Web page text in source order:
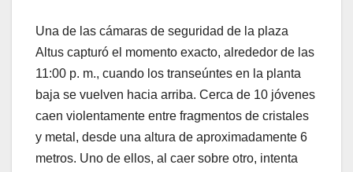
Una de las cámaras de seguridad de la plaza
Altus capturó el momento exacto, alrededor de las
11:00 p. m., cuando los transeúntes en la planta
baja se vuelven hacia arriba. Cerca de 10 jóvenes
caen violentamente entre fragmentos de cristales
y metal, desde una altura de aproximadamente 6
metros. Uno de ellos, al caer sobre otro, intenta